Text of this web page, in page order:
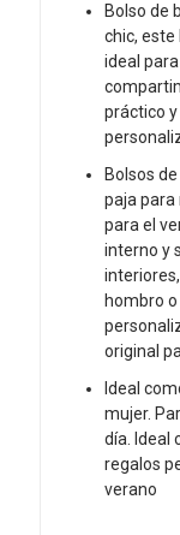
Bolso de
chic, este
ideal
práctico
Bolsos
paja para
para el
interno y
hombro
original
Ideal
mujer.
día. Ideal
regalos
verano